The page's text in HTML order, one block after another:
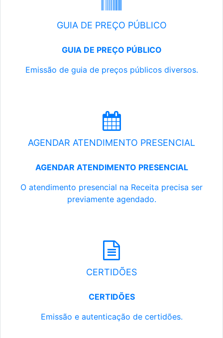
GUIA DE PREÇO PÚBLICO
GUIA DE PREÇO PÚBLICO
Emissão de guia de preços públicos diversos.
AGENDAR ATENDIMENTO PRESENCIAL
AGENDAR ATENDIMENTO PRESENCIAL
O atendimento presencial na Receita precisa ser
previamente agendado.
CERTIDÕES
CERTIDÕES
Emissão e autenticação de certidões.